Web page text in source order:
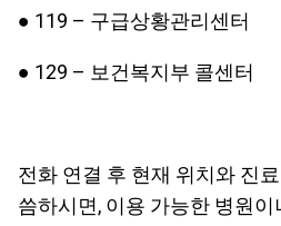
● 119 – 구급상황관리센터
● 129 – 보건복지부 콜센터
전화 연결 후 현재 위치와 진
씀하시면, 이용 가능한 병원